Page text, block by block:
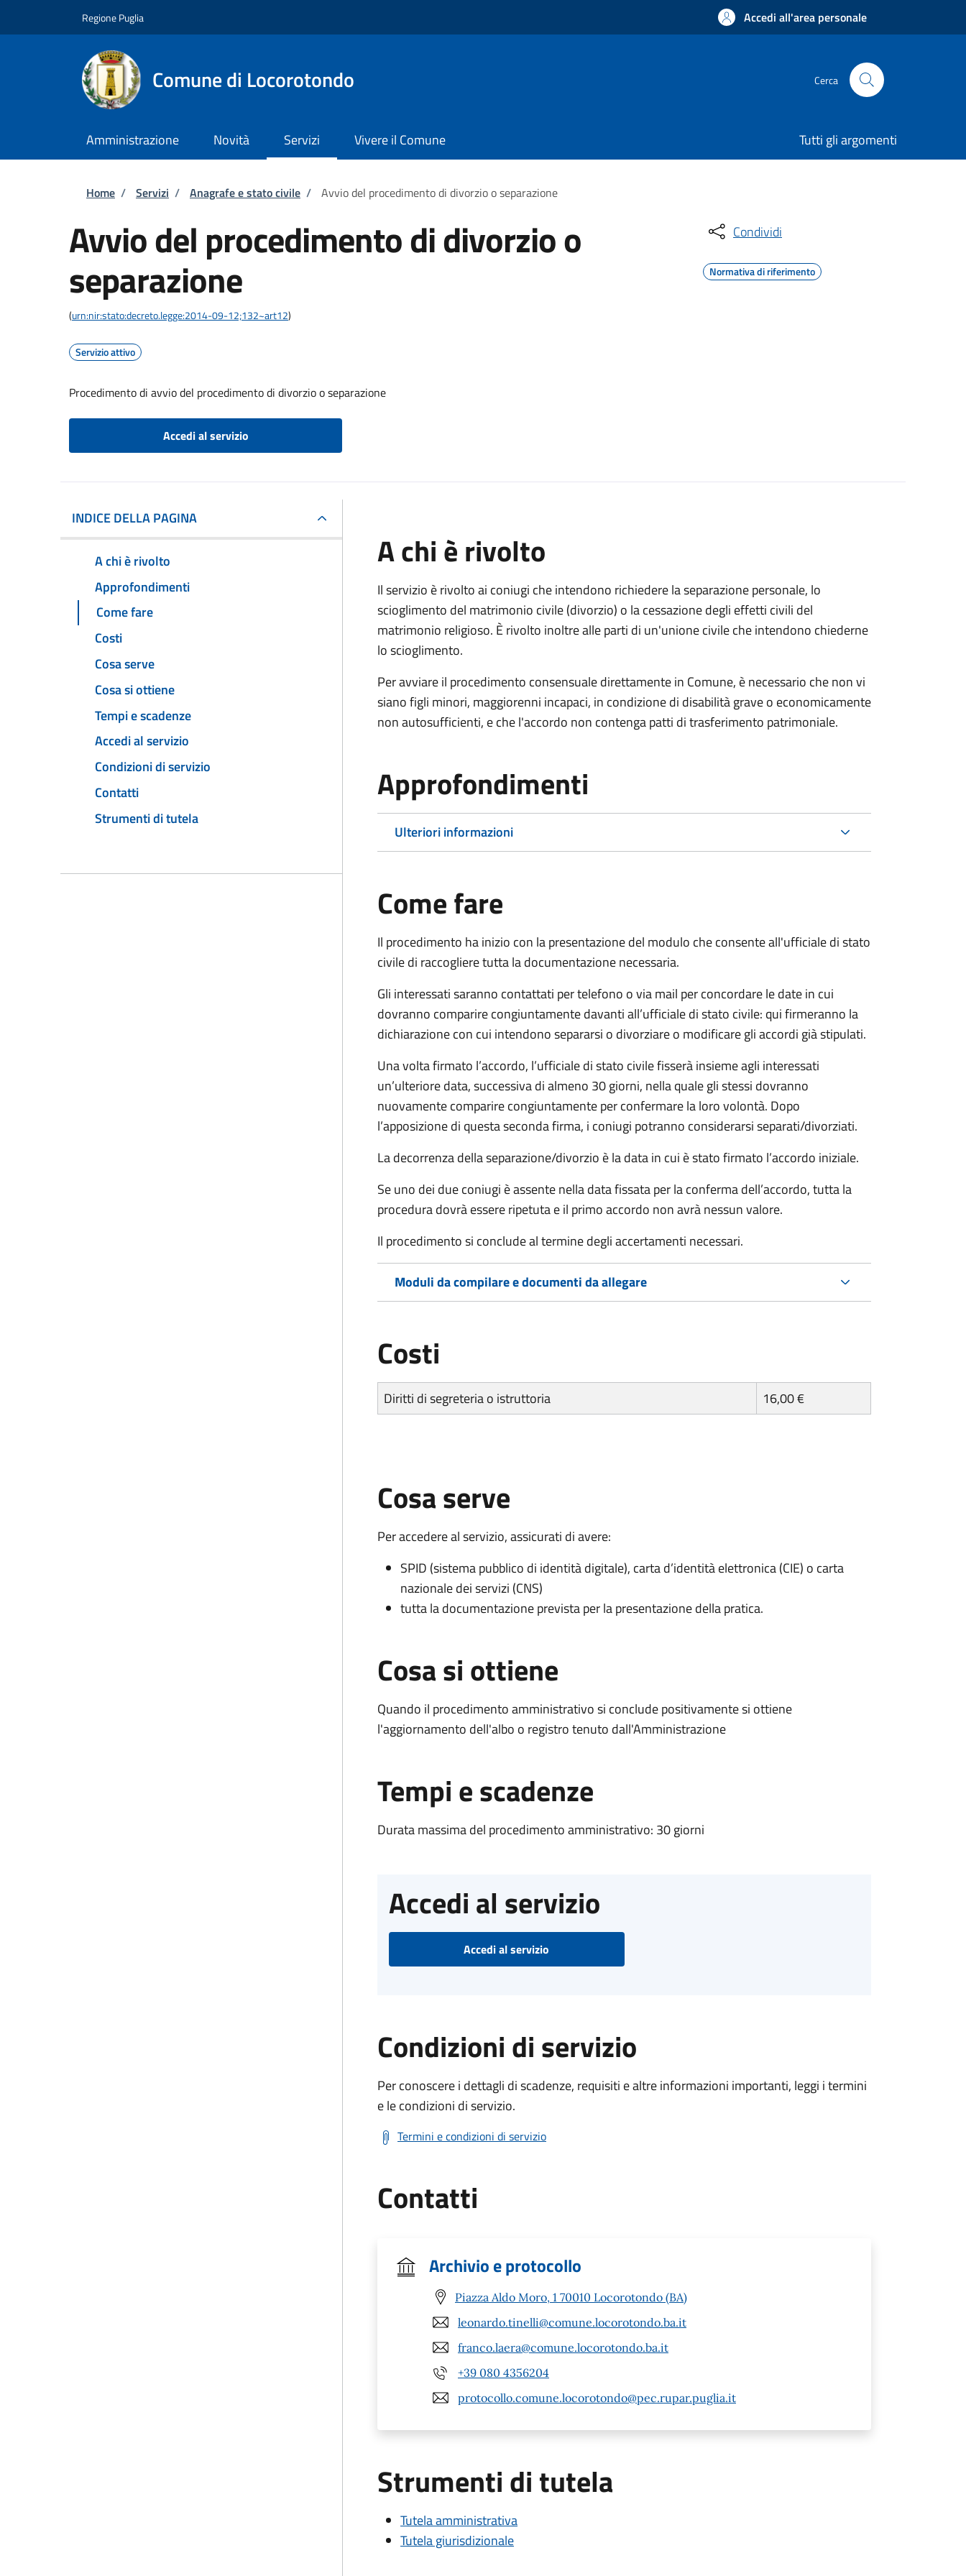
Regione Puglia Accedi all'area personale
Comune di Locorotondo Cerca
Amministrazione Novità Servizi Vivere il Comune Tutti gli argomenti
Briciole di pane
Home / Servizi / Anagrafe e stato civile / Avvio del procedimento di divorzio o separazione
Avvio del procedimento di divorzio o
separazione
(urn:nir:stato:decreto.legge:2014-09-12;132~art12)
Servizio attivo
Procedimento di avvio del procedimento di divorzio o separazione
Accedi al servizio
Condividi
Normativa di riferimento
INDICE DELLA PAGINA
A chi è rivolto
Approfondimenti
Come fare
Costi
Cosa serve
Cosa si ottiene
Tempi e scadenze
Accedi al servizio
Condizioni di servizio
Contatti
Strumenti di tutela
A chi è rivolto
Il servizio è rivolto ai coniugi che intendono richiedere la separazione personale, lo
scioglimento del matrimonio civile (divorzio) o la cessazione degli effetti civili del
matrimonio religioso. È rivolto inoltre alle parti di un'unione civile che intendono chiederne
lo scioglimento.
Per avviare il procedimento consensuale direttamente in Comune, è necessario che non vi
siano figli minori, maggiorenni incapaci, in condizione di disabilità grave o economicamente
non autosufficienti, e che l'accordo non contenga patti di trasferimento patrimoniale.
Approfondimenti
Ulteriori informazioni
Come fare
Il procedimento ha inizio con la presentazione del modulo che consente all'ufficiale di stato
civile di raccogliere tutta la documentazione necessaria.
Gli interessati saranno contattati per telefono o via mail per concordare le date in cui
dovranno comparire congiuntamente davanti all’ufficiale di stato civile: qui firmeranno la
dichiarazione con cui intendono separarsi o divorziare o modificare gli accordi già stipulati.
Una volta firmato l’accordo, l’ufficiale di stato civile fisserà insieme agli interessati
un’ulteriore data, successiva di almeno 30 giorni, nella quale gli stessi dovranno
nuovamente comparire congiuntamente per confermare la loro volontà. Dopo
l’apposizione di questa seconda firma, i coniugi potranno considerarsi separati/divorziati.
La decorrenza della separazione/divorzio è la data in cui è stato firmato l’accordo iniziale.
Se uno dei due coniugi è assente nella data fissata per la conferma dell’accordo, tutta la
procedura dovrà essere ripetuta e il primo accordo non avrà nessun valore.
Il procedimento si conclude al termine degli accertamenti necessari.
Moduli da compilare e documenti da allegare
Costi
Diritti di segreteria o istruttoria 16,00 €
Cosa serve
Per accedere al servizio, assicurati di avere:
SPID (sistema pubblico di identità digitale), carta d’identità elettronica (CIE) o carta
nazionale dei servizi (CNS)
tutta la documentazione prevista per la presentazione della pratica.
Cosa si ottiene
Quando il procedimento amministrativo si conclude positivamente si ottiene
l'aggiornamento dell'albo o registro tenuto dall'Amministrazione
Tempi e scadenze
Durata massima del procedimento amministrativo: 30 giorni
Accedi al servizio
Accedi al servizio
Condizioni di servizio
Per conoscere i dettagli di scadenze, requisiti e altre informazioni importanti, leggi i termini
e le condizioni di servizio.
Termini e condizioni di servizio
Contatti
Archivio e protocollo
Piazza Aldo Moro, 1 70010 Locorotondo (BA)
leonardo.tinelli@comune.locorotondo.ba.it
franco.laera@comune.locorotondo.ba.it
+39 080 4356204
protocollo.comune.locorotondo@pec.rupar.puglia.it
Strumenti di tutela
Tutela amministrativa
Tutela giurisdizionale